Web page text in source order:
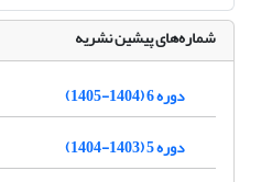
شماره‌های پیشین نشریه
دوره 6 (1404-1405)
دوره 5 (1403-1404)